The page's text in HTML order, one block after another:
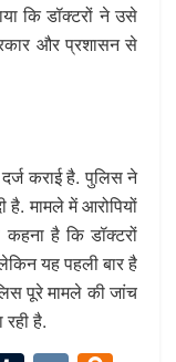
कि डॉक्टरों ने उसे
और प्रशासन से
कराई है. पुलिस ने
मामले में आरोपियों
है कि डॉक्टरों
यह पहली बार है
पूरे मामले की जांच
है.